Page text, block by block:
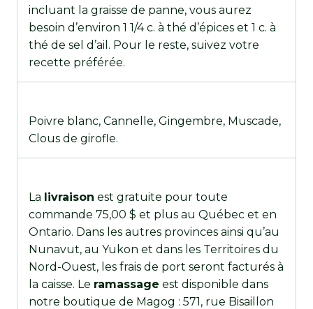
incluant la graisse de panne, vous aurez
besoin d’environ 1 1/4 c. à thé d’épices et 1 c. à
thé de sel d’ail. Pour le reste, suivez votre
recette préférée.
Poivre blanc, Cannelle, Gingembre, Muscade,
Clous de girofle.
La livraison est gratuite pour toute
commande 75,00 $ et plus au Québec et en
Ontario. Dans les autres provinces ainsi qu’au
Nunavut, au Yukon et dans les Territoires du
Nord-Ouest, les frais de port seront facturés à
la caisse. Le ramassage est disponible dans
notre boutique de Magog : 571, rue Bisaillon